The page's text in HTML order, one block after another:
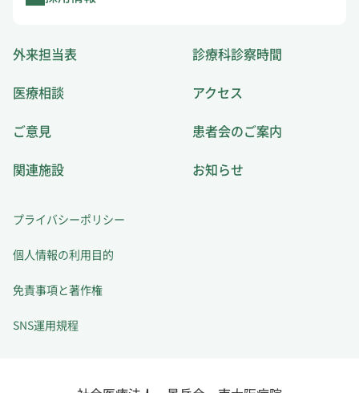
外来担当表
診療科診察時間
医療相談
アクセス
ご意見
患者会のご案内
関連施設
お知らせ
プライバシーポリシー
個人情報の利用目的
免責事項と著作権
SNS運用規程